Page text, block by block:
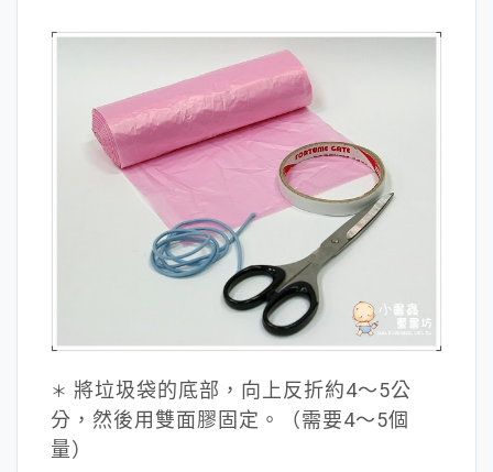
＊ 將垃圾袋的底部，向上反折約4～5公
分，然後用雙面膠固定。（需要4～5個
量）